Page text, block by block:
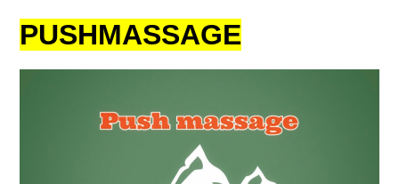
PUSHMASSAGE